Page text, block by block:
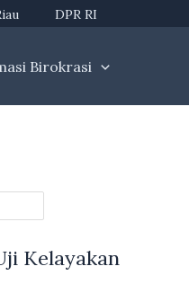
DPR RI
Birokrasi
Kelayakan